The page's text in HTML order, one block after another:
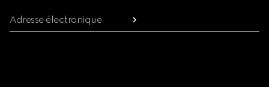
Adresse électronique